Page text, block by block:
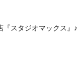
『スタジオマックス』♪